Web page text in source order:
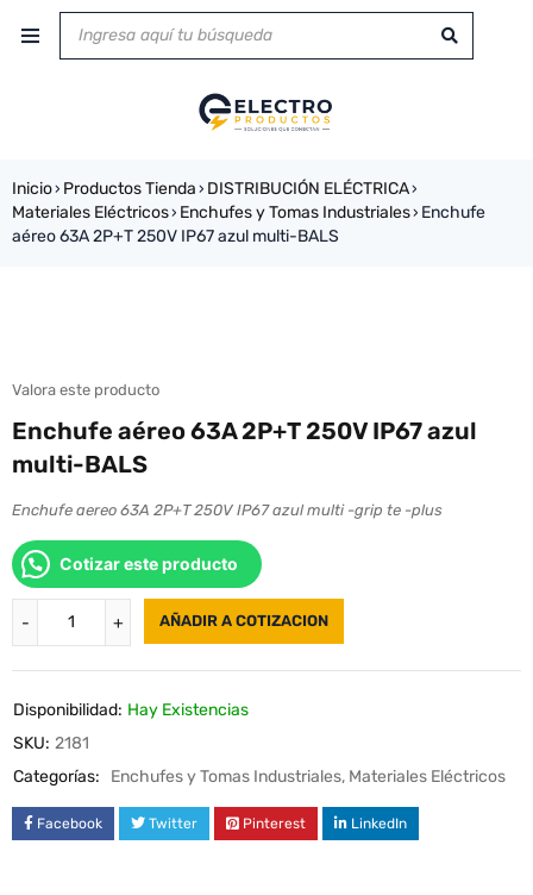
Inicio› Productos Tienda › DISTRIBUCIÓN ELÉCTRICA›
Materiales Eléctricos› Enchufes y Tomas Industriales› Enchufe
aéreo 63A 2P+T 250V IP67 azul multi-BALS
Valora este producto
Enchufe aéreo 63A 2P+T 250V IP67 azul
multi-BALS
Enchufe aereo 63A 2P+T 250V IP67 azul multi -grip te -plus
Cotizar este producto
AÑADIR A COTIZACION
Disponibilidad: Hay Existencias
SKU: 2181
Categorías:
Enchufes y Tomas Industriales, Materiales Eléctricos
Facebook Twitter Pinterest LinkedIn